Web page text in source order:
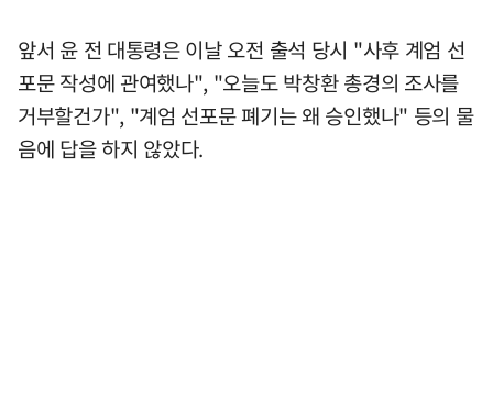
앞서 윤 전 대통령은 이날 오전 출석 당시 "사후 계엄 선
포문 작성에 관여했나", "오늘도 박창환 총경의 조사를
거부할건가", "계엄 선포문 폐기는 왜 승인했나" 등의 물
음에 답을 하지 않았다.